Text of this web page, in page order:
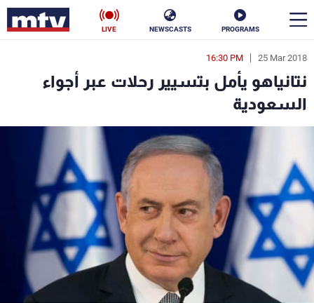
PROGRAMS
NEWSCASTS
LIVE
25 Mar 2018
16:30 PM
نتانياهو يأمل بتسيير رحلات عبر أجواء
السعودية
en
الأخبار
سياسة ناس
إقتصاد فن
منوعات رياضة
كأس العالم
البرامج